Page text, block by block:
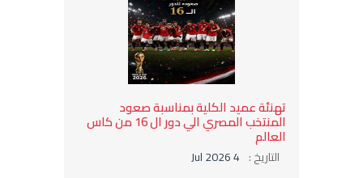
تهنئة عميد الكلية بمناسبة صعود
المنتخب المصري الي دور ال 16 من كاس
العالم
التاريخ : 4 Jul 2026